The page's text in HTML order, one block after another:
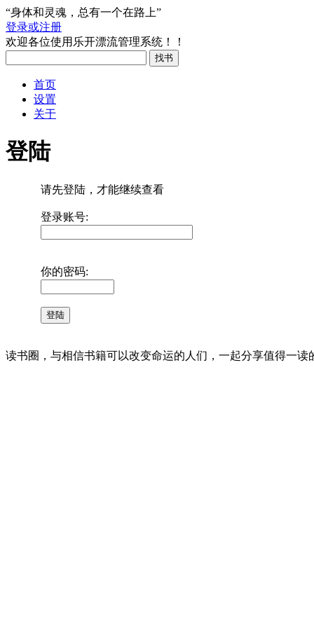
“身体和灵魂，总有一个在路上”
登录或注册
欢迎各位使用乐开漂流管理系统！！
首页
设置
关于
登陆
请先登陆，才能继续查看
登录账号:
你的密码:
读书圈，与相信书籍可以改变命运的人们，一起分享值得一读